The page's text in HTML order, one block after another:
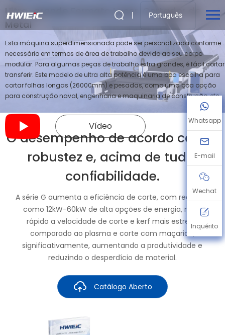
Português
Ultra-grande Formato Laser, Cortador de
Metal
Esta máquina superdimensionada pode ser personalizada conforme
necessário em termos de área de trabalho devido ao seu corpo
modular. Para algumas peças de trabalho extra grandes, é fácil cortar
transferir. Este modelo de ultra alta potência é uma boa escolha para
cortar folhas longas (26000mm) e pesadas, como uma boa opção
para construção naval, engenharia e maquinaria de construção, etc.
Vídeo
O desempenho de acordo com a
robustez e, acima de tudo,
confiabilidade.
A série G aumenta a eficiência de corte, com recursos
como 12kW-60kW de alta opções de energia, mais
rápido a velocidade de corte e kerf mais estreita
comparado ao plasma e corte com maçarico,
significativamente, aumentando a produtividade e
reduzindo o desperdício de material.
Catálogo Aberto
Whatsapp
E-mail
Wechat
Inquérito